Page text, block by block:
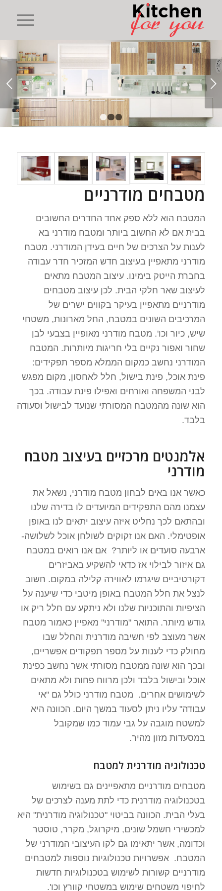
הקודם
1 2 3
מטבחים מודרניים
המטבח הוא ללא ספק אחד החדרים החשובים
בבית אם לא החשוב ביותר ומטבח מודרני בא
לענות על הצרכים של חיים בעידן המודרני. מטבח
מודרני מתאפיין בעיצוב חדש המזכיר חדר עבודה
בחברת הייטק בימינו. עיצוב המטבח מתאים
לעיצוב שאר חלקי הבית. לכן עיצוב מטבחים
מודרניים מתאפיין בעיקר בקווים ישרים של
המרכיבים השונים במטבח, החל מארונות, משטחי
שיש, כיור וכו'. מטבח מודרני מאופיין בצבעי לבן
שחור ואפור נקיים בלי חריגות מיותרות. המטבח
המודרני נחשב כמקום הממלא מספר תפקידים:
פינת אוכל, פינת בישול, חלל לאחסון, מקום מפגש
לבני המשפחה ואורחים ואפילו פינת עבודה. בכך
הוא שונה מהמטבח המסורתי שנועד לבישול וסעודה
בלבד.
אלמנטים מרכזיים בעיצוב מטבח
מודרני
כאשר אנו באים לבחון מטבח מודרני, נשאל את
עצמנו מהם התפקידים המיועדים לו בדירה שלנו
ובהתאם לכך נחליט איזה עיצוב יתאים לנו באופן
אופטימלי. האם אנו זקוקים לשולחן אוכל לשלושה-
ארבעה סועדים או ליותר? אם אנו רואים במטבח
גם איזור לבילוי אז כדאי להשקיע באביזרים
דקורטיביים שיגרמו לאווירה קלילה במקום. חשוב
לנצל את חלל המטבח באופן מיטבי כדי שיענה על
הציפיות והתוכניות שלנו ולא ניתקע עם חלל ריק או
גודש מיותר. התואר "מודרני" מאפיין כאמור מטבח
אשר מעוצב לפי חשיבה מודרנית והחלל שבו
מחולק כדי לענות על מספר תפקודים אפשריים,
ובכך הוא שונה ממטבח מסורתי אשר נחשב כפינת
אוכל ובישול בלבד ולכן מרווח פחות ולא מתאים
לשימושים אחרים. מטבח מודרני כולל גם "אי
עבודה" עליו ניתן לסעוד במשך היום. הכוונה היא
למשטח מוגבה על גבי עמוד כמו שמקובל
במסעדות מזון מהיר.
טכנולוגיה מודרנית למטבח
מטבחים מודרניים מתאפיינים גם בשימוש
בטכנולוגיה מודרנית כדי לתת מענה לצרכים של
בעלי הבית. הכוונה בביטוי "טכנולוגיה מודרנית" היא
למכשירי חשמל שונים, מיקרוגל, מקרר, טוסטר
וכדומה, אשר יתאימו גם לקו העיצובי המודרני של
המטבח. אפשרויות טכנולוגיות נוספות למטבחים
מודרניים קשורות לשימוש בטכנולוגיות חדשות
לחיפוי משטחים שימוש במשטחי קוורץ וכו'.